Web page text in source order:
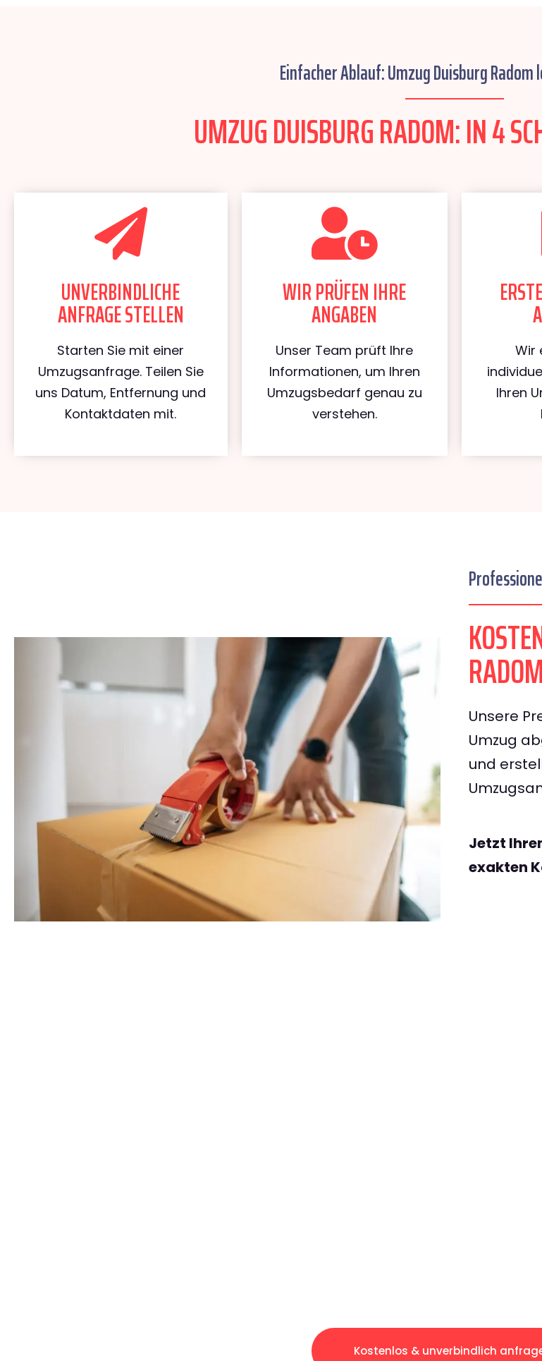
Einfacher Ablauf: Umzug Duisburg
UMZUG DUISBURG RADOM: IN 4
UNVERBINDLICHE
ANFRAGE STELLEN
Starten Sie mit einer
Umzugsanfrage. Teilen Sie
uns Datum, Entfernung und
Kontaktdaten mit.
WIR PRÜFEN IHRE
ANGABEN
Unser Team prüft Ihre
Informationen, um Ihren
Umzugsbedarf genau zu
verstehen.
Wir
Ihren
RADOM
Unsere
Umzug
und
Jetzt
exakten
Kostenlos & unverbindlich